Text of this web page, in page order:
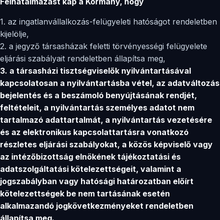
1. az ingatlanvállalkozás-felügyeleti hatóságot rendeletben
kijelölje,
2. a jegyző társasházak feletti törvényességi felügyelete
eljárási szabályait rendeletben állapítsa meg,
3. a társasházi tisztségviselők nyilvántartásával
kapcsolatosan a nyilvántartásba vétel, az adatváltozás
bejelentés és a beszámoló benyújtásának rendjét,
feltételeit, a nyilvántartás személyes adatot nem
tartalmazó adattartalmát, a nyilvántartás vezetésére
és az elektronikus kapcsolattartásra vonatkozó
részletes eljárási szabályokat, a közös képviselő vagy
az intézőbizottság elnökének tájékoztatási és
adatszolgáltatási kötelezettségeit, valamint a
jogszabályban vagy hatósági határozatban előírt
kötelezettségek be nem tartásának esetén
alkalmazandó jogkövetkezményeket rendeletben
állapítsa meg.